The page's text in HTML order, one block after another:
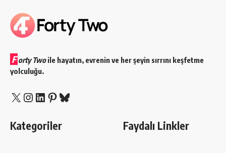
F orty Twoile hayatın, evrenin ve her şeyin sırrını keşfetme
yolculuğu.
X Instagram
LinkedIn
Pinterest
Bluesky
Kategoriler Faydalı Linkler